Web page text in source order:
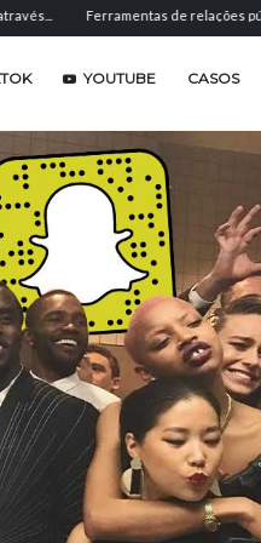
Ferramentas de relações públicas:
YOUTUBE CASOS